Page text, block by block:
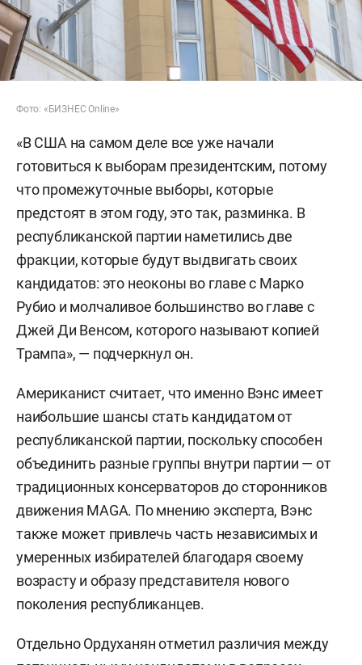
Фото: «БИЗНЕС Online»
«В США на самом деле все уже начали
готовиться к выборам президентским, потому
что промежуточные выборы, которые
предстоят в этом году, это так, разминка. В
республиканской партии наметились две
фракции, которые будут выдвигать своих
кандидатов: это неоконы во главе с Марко
Рубио и молчаливое большинство во главе с
Джей Ди Венсом, которого называют копией
Трампа», — подчеркнул он.
Американист считает, что именно Вэнс имеет
наибольшие шансы стать кандидатом от
республиканской партии, поскольку способен
объединить разные группы внутри партии — от
традиционных консерваторов до сторонников
движения MAGA. По мнению эксперта, Вэнс
также может привлечь часть независимых и
умеренных избирателей благодаря своему
возрасту и образу представителя нового
поколения республиканцев.
Отдельно Ордуханян отметил различия между